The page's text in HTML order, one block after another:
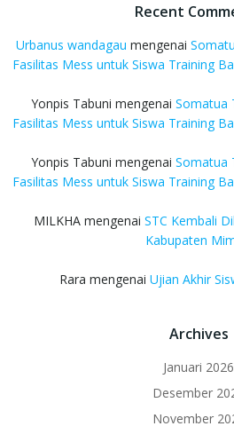
Recent
Urbanus wandagau mengenai
Fasilitas Mess untuk Siswa Training
Yonpis Tabuni mengenai Somatua
Fasilitas Mess untuk Siswa Training
Yonpis Tabuni mengenai Somatua
Fasilitas Mess untuk Siswa Training
MILKHAmengenai STC Kembali
Kabupaten
Rara mengenai Ujian Akhir
Archives
Januari 2026
Desember
November